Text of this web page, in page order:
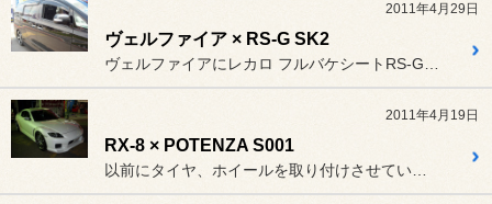
2011年4月29日
ヴェルファイア × RS-G SK2
2011年4月19日
RX-8 × POTENZA S001